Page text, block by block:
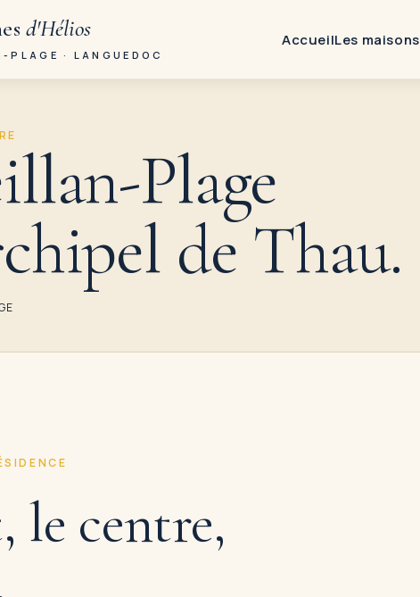
d'Hélios
PLAGE · LANGUEDOC
AccueilLes maisons
Plage
de Thau.
le centre,